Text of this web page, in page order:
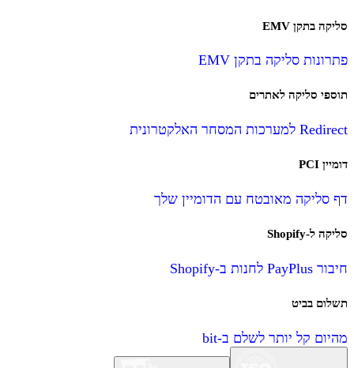
סליקה בתקן EMV
פתרונות סליקה בתקן EMV
תוספי סליקה לאתרים
Redirect למערכות המסחר האלקטרונית
דומיין PCI
דף סליקה מאובטח עם הדומיין שלך
סליקה ל-Shopify
חיבור PayPlus לחנות ב-Shopify
תשלום בביט
מהיום קל יותר לשלם ב-bit